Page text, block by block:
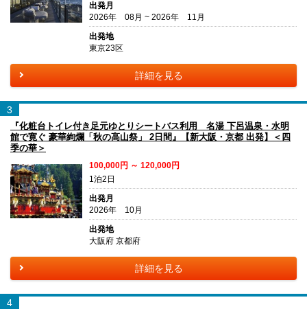
出発月
2026年 08月 ~ 2026年 11月
出発地
東京23区
詳細を見る
3
『化粧台トイレ付き足元ゆとりシートバス利用 名湯 下呂温泉・水明
館で寛ぐ 豪華絢爛「秋の高山祭」 2日間』【新大阪・京都 出発】＜四
季の華＞
100,000円 ～ 120,000円
1泊2日
出発月
2026年 10月
出発地
大阪府 京都府
詳細を見る
4